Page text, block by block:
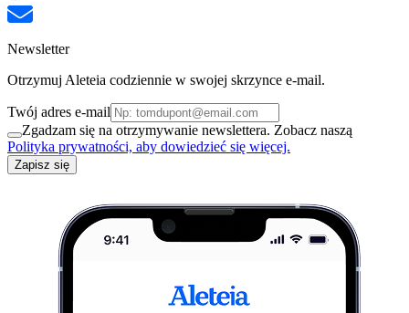
Newsletter
Otrzymuj Aleteia codziennie w swojej skrzynce e-mail.
Twój adres e-mail
Zgadzam się na otrzymywanie newslettera. Zobacz naszą
Polityka prywatności, aby dowiedzieć się więcej.
Zapisz się